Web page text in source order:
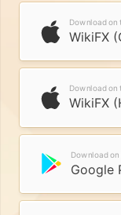
Download on
WikiFX
Download on
WikiFX
Download on
Google